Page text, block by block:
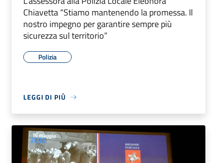
Chiavetta “Stiamo mantenendo la promessa. Il
nostro impegno per garantire sempre più
sicurezza sul territorio”
Polizia
LEGGI DI PIÙ